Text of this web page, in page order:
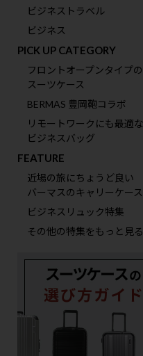
ビジネストラベル
ビジネス
PICK UP CATEGORY
フロントオープンタイプの
スーツケース
BERMAS 豊岡鞄コラボ
リモートワークにも最適な
ビジネスバッグ
FEATURE
近場の旅にちょうど良い
バーマスのキャリーケース
ビジネスリュック特集
その他の特集をもっと見る